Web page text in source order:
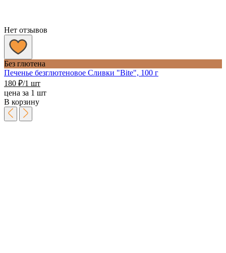
Нет отзывов
Без глютена
Печенье безглютеновое Сливки "Bite", 100 г
180 ₽/1 шт
цена за 1 шт
В корзину